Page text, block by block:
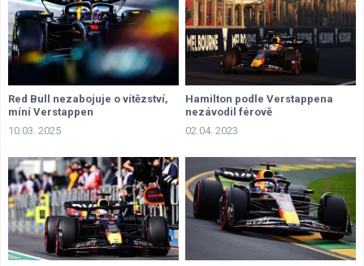
Red Bull nezabojuje o vítězství,
míní Verstappen
10.03. 2025
Hamilton podle Verstappena
nezávodil férově
02.04. 2023